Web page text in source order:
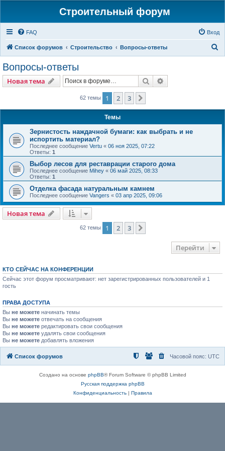
Строительный форум
FAQ Вход
Список форумов Строительство Вопросы-ответы
Вопросы-ответы
Новая тема Поиск
62 темы 1 2 3
Темы
Зернистость наждачной бумаги: как выбрать и не
испортить материал?
Последнее сообщение Vertu « 06 ноя 2025, 07:22
Ответы: 1
Выбор лесов для реставрации старого дома
Последнее сообщение Mihey « 06 май 2025, 08:33
Ответы: 1
Отделка фасада натуральным камнем
Последнее сообщение Vangers « 03 апр 2025, 09:06
Новая тема
62 темы 1 2 3
Перейти
КТО СЕЙЧАС НА КОНФЕРЕНЦИИ
Сейчас этот форум просматривают: нет зарегистрированных пользователей и 1
гость
ПРАВА ДОСТУПА
Вы не можете начинать темы
Вы не можете отвечать на сообщения
Вы не можете редактировать свои сообщения
Вы не можете удалять свои сообщения
Вы не можете добавлять вложения
Список форумов Часовой пояс: UTC
Создано на основе phpBB® Forum Software © phpBB Limited
Русская поддержка phpBB
Конфиденциальность| Правила